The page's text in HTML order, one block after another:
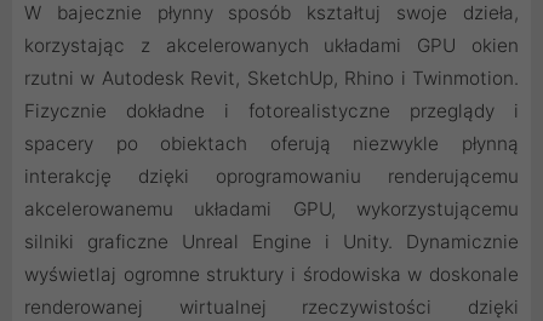
W bajecznie płynny sposób kształtuj swoje dzieła,
korzystając z akcelerowanych układami GPU okien
rzutni w Autodesk Revit, SketchUp, Rhino i Twinmotion.
Fizycznie dokładne i fotorealistyczne przeglądy i
spacery po obiektach oferują niezwykle płynną
interakcję dzięki oprogramowaniu renderującemu
akcelerowanemu układami GPU, wykorzystującemu
silniki graficzne Unreal Engine i Unity. Dynamicznie
wyświetlaj ogromne struktury i środowiska w doskonale
renderowanej wirtualnej rzeczywistości dzięki